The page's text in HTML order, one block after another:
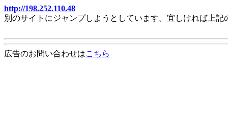
http://198.252.110.48
別のサイトにジャンプしようとしています。宜しければ上
広告のお問い合わせはこちら